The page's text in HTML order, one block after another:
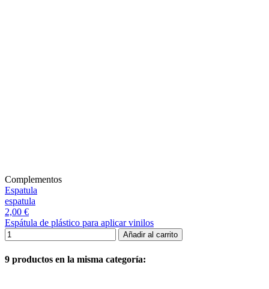
Complementos
Espatula
espatula
2,00 €
Espátula de plástico para aplicar vinilos
Añadir al carrito
9 productos en la misma categoría: